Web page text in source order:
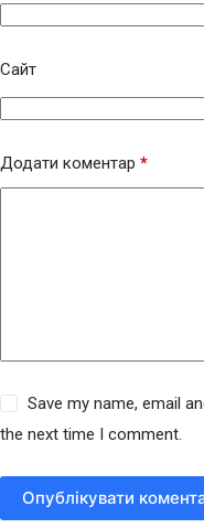
Сайт
Додати коментар *
Save my name, email
the next time I comment.
Опублікувати